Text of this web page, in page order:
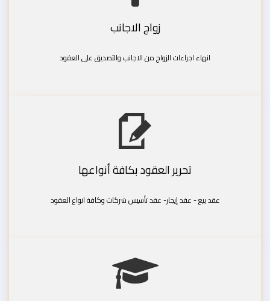
زواج الاجانب
انهاء اجراءات الزواج من الاجانب والتصديق على العقود
تحرير العقود بكافة أنواعها
عقد بيع - عقد إيجار- عقد تأسيس شركات وكافة انواع العقود